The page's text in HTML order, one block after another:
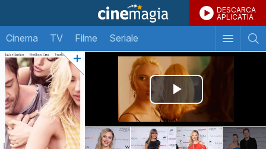
DESCARCA
APLICATIA
Cinema TV Filme Seriale